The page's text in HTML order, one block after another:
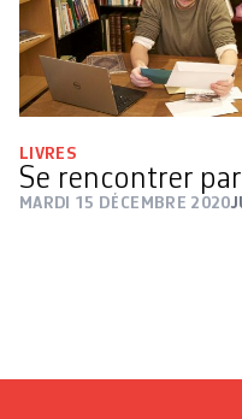
LIVRES
Se rencontrer
MARDI 15 DÉCEMBRE 2020